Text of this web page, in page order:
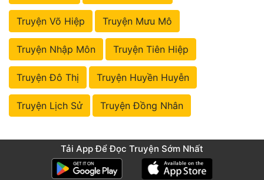
Truyện Võ Hiệp Truyện Mưu Mô
Truyện Nhập Môn Truyện Tiên Hiệp
Truyện Đô Thị Truyện Huyền Huyễn
Truyện Lịch Sử Truyện Đồng Nhân
Tải App Để Đọc Truyện Sớm Nhất